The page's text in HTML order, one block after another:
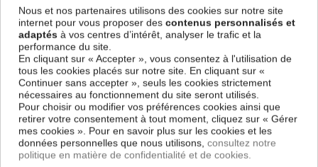
l'environnement, vous pourrez suspendre le tableau immédiatement
sans avoir à l'encadrer.
Le Tableau Art urbain Avion (Bansky)est résistant aux rayons UV,
inodore et 100 % sûr, parfait même pour la chambre à coucher et la
chambre des enfants.
Notre large choix de tableaux tendances et modernes constituent un
moyen simple et pas cher de donner une nouvelle touche à vos
intérieurs, il y en a pour tous les goût.
Descriptif technique
Nous et nos partenaires utilisons des cookies sur notre site
internet pour vous proposer des contenus personnalisés et
adaptés à vos centres d’intérêt, analyser le trafic et la
performance du site.
En cliquant sur « Accepter », vous consentez à l'utilisation de
tous les cookies placés sur notre site. En cliquant sur «
Continuer sans accepter », seuls les cookies strictement
nécessaires au fonctionnement du site seront utilisés.
Pour choisir ou modifier vos préférences cookies ainsi que
retirer votre consentement à tout moment, cliquez sur « Gérer
mes cookies ». Pour en savoir plus sur les cookies et les
données personnelles que nous utilisons, consultez notre
politique en matière de confidentialité et de cookies.